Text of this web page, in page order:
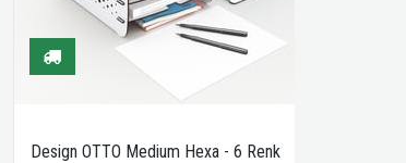
Design OTTO Medium Hexa - 6 Renk